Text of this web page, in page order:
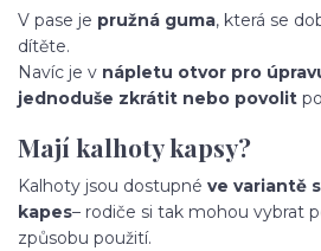
V pase je pružná guma, která se
dítěte.
Navíc je v nápletu otvor pro
jednoduše zkrátit nebo povolit
Mají kalhoty kapsy?
Kalhoty jsou dostupné ve variantě
kapes– rodiče si tak mohou vybrat
způsobu použití.